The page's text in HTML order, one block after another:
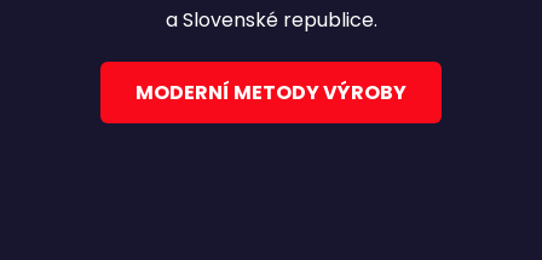
a Slovenské republice.
MODERNÍ METODY VÝROBY